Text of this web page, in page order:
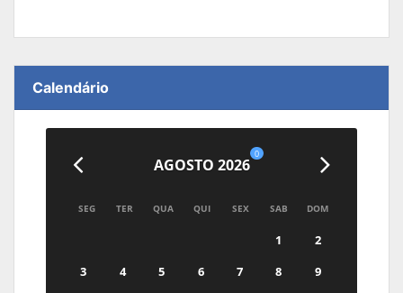
Calendário
AGOSTO 2026
0
SEG TER QUA QUI SEX SAB DOM
1
2
3
4 5 6 7 8
9